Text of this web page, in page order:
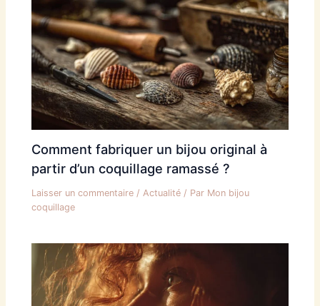
Comment fabriquer un bijou original à
partir d’un coquillage ramassé ?
Laisser un commentaire /Actualité / Par Mon bijou
coquillage